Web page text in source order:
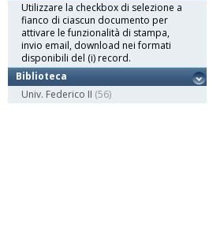
Utilizzare la checkbox di selezione a
fianco di ciascun documento per
attivare le funzionalità di stampa,
invio email, download nei formati
disponibili del (i) record.
Biblioteca
Univ. Federico II (56)